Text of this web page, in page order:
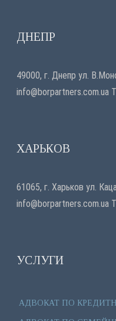
ДНЕПР
49000, г. Днепр ул.
info@borpartners.com.ua
ХАРЬКОВ
61065, г. Харьков ул.
info@borpartners.com.ua
УСЛУГИ
АДВОКАТ ПО